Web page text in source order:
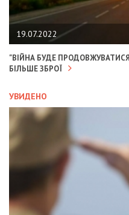
19.07.2022
"ВІЙНА БУДЕ
БІЛЬШЕ ЗБРОЇ
УВИДЕНО